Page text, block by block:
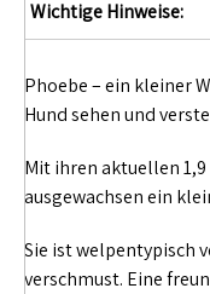
Wichtige Hinweise:
Phoebe – ein kleiner
Hund sehen und
Mit ihren aktuellen
ausgewachsen ein
Sie ist welpentypisch
verschmust. Eine